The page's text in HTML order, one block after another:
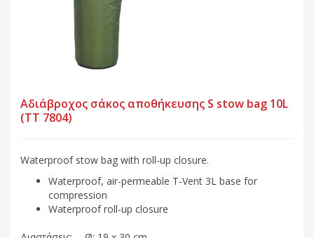
Αδιάβροχος σάκος αποθήκευσης S stow bag 10L
(TT 7804)
Waterproof stow bag with roll-up closure.
Waterproof, air-permeable T-Vent 3L base for
compression
Waterproof roll-up closure